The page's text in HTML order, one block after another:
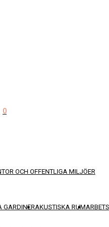
OCH OFFENTLIGA MILJÖER
GARDINERAKUSTISKA RUM
0